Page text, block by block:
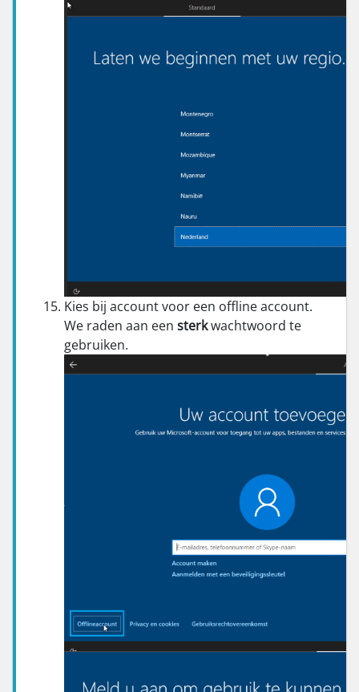
Kies bij account voor een offline account.
We raden aan een sterkwachtwoord te
gebruiken.